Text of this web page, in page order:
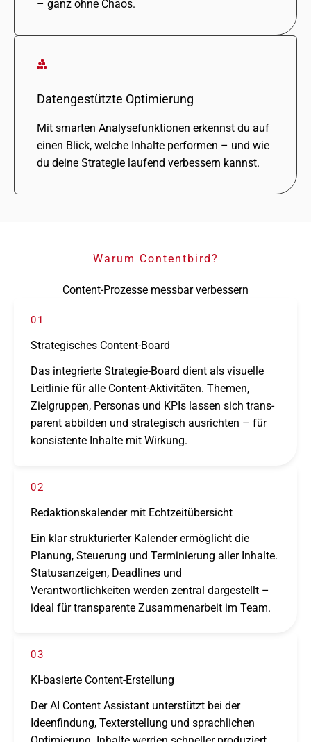
– ganz ohne Chaos.
Datengestützte Optimierung
Mit smar­ten Analysefunktionen erkennst du auf
einen Blick, welche Inhalte perfor­men – und wie
du deine Strategie laufend verbes­sern kannst.
Warum Contentbird?
Content-Prozesse messbar verbessern
01
Strategisches Content-Board
Das inte­grierte Strategie-Board dient als visu­elle
Leitlinie für alle Content-Aktivitäten. Themen,
Zielgruppen, Personas und KPIs lassen sich trans­
pa­rent abbil­den und stra­te­gisch ausrich­ten – für
konsis­tente Inhalte mit Wirkung.
02
Redaktionskalender mit Echtzeitübersicht
Ein klar struk­tu­rier­ter Kalender ermög­licht die
Planung, Steuerung und Terminierung aller Inhalte.
Statusanzeigen, Deadlines und
Verantwortlichkeiten werden zentral darge­stellt –
ideal für trans­pa­rente Zusammenarbeit im Team.
03
KI-basierte Content-Erstellung
Der AI Content Assistant unter­stützt bei der
Ideenfindung, Texterstellung und sprach­li­chen